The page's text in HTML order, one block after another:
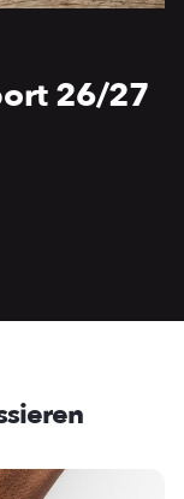
26/27